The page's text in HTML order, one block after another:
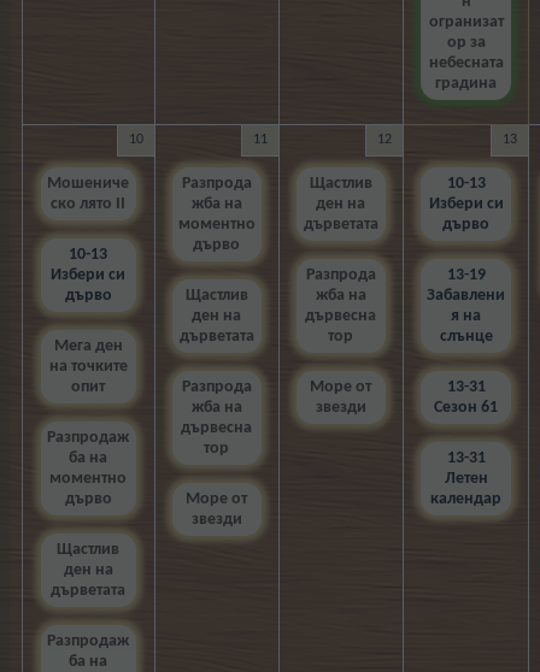
огранизат
ор за
небесната
градина
10
Мошениче
ско лято II
10-13
Избери си
дърво
Мега ден
на точките
опит
Разпродаж
ба на
моментно
дърво
Щастлив
ден на
дърветата
Разпродаж
ба на
11
Разпрода
жба на
моментно
дърво
Щастлив
ден на
дърветата
Разпрода
жба на
дървесна
тор
Море от
звезди
12
Щастлив
ден на
дърветата
Разпрода
жба на
дървесна
тор
Море от
звезди
13
10-13
Избери си
дърво
13-19
Забавлени
я на
слънце
13-31
Сезон 61
13-31
Летен
календар